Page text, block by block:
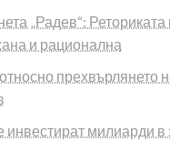
„Радев“:
и рационална
прехвърлянето
инвестират милиарди в